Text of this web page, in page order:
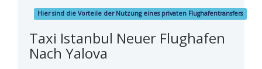
Hier sind die Vorteile der Nutzung eines privaten Flughafentransfers
Taxi Istanbul Neuer Flughafen
Nach Yalova